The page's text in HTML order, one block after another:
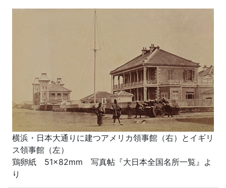
横浜・日本大通りに建つアメリカ領事館（右）とイギリ
ス領事館（左）
鶏卵紙 51×82mm 写真帖『大日本全国名所一覧』よ
り